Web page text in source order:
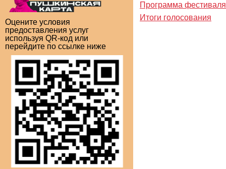
Оцените условия
предоставления услуг
используя QR-код или
перейдите по ссылке ниже
Программа фестиваля
Итоги голосования